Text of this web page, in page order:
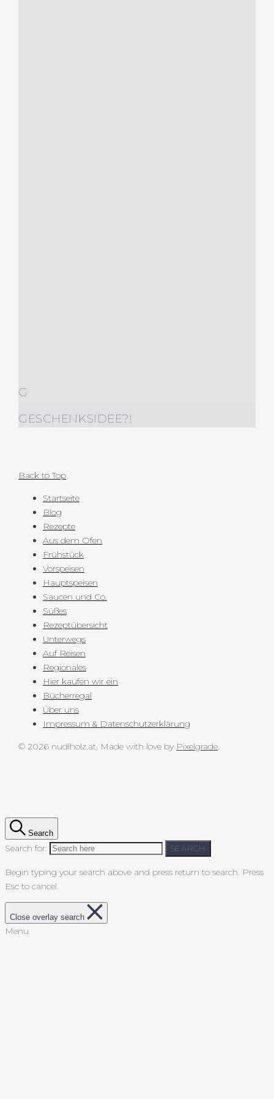
G
GESCHENKSIDEE?!
Back to Top
Startseite
Blog
Rezepte
Aus dem Ofen
Frühstück
Vorspeisen
Hauptspeisen
Saucen und Co.
Süßes
Rezeptübersicht
Unterwegs
Auf Reisen
Regionales
Hier kaufen wir ein
Bücherregal
Über uns
Impressum & Datenschutzerklärung
© 2026 nudlholz.at. Made with love by Pixelgrade.
Search
Search for: SEARCH
Begin typing your search above and press return to search. Press
Esc to cancel.
Close overlay search
Menu